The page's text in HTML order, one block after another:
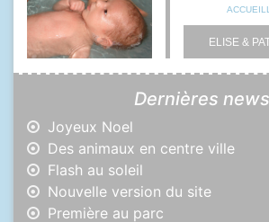
ELISE &
Dernières news
Joyeux Noel
Des animaux en centre ville
Flash au soleil
Nouvelle version du site
Première au parc